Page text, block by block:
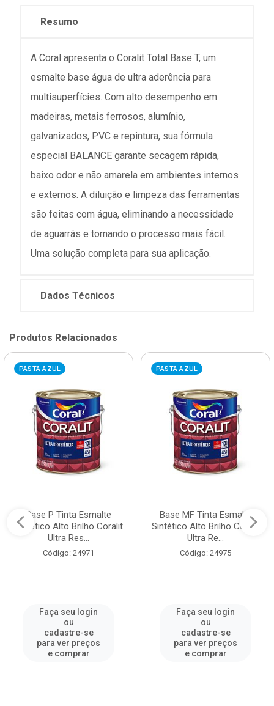
Resumo
A Coral apresenta o Coralit Total Base T, um
esmalte base água de ultra aderência para
multisuperfícies. Com alto desempenho em
madeiras, metais ferrosos, alumínio,
galvanizados, PVC e repintura, sua fórmula
especial BALANCE garante secagem rápida,
baixo odor e não amarela em ambientes internos
e externos. A diluição e limpeza das ferramentas
são feitas com água, eliminando a necessidade
de aguarrás e tornando o processo mais fácil.
Uma solução completa para sua aplicação.
Dados Técnicos
Produtos Relacionados
PASTA AZUL
Base P Tinta Esmalte
Sintético Alto Brilho Coralit
Ultra Res...
Código: 24971
Faça seu login
ou
cadastre-se
para ver preços
e comprar
PASTA AZUL
Base MF Tinta Esmalte
Sintético Alto Brilho Coralit
Ultra Re...
Código: 24975
Faça seu login
ou
cadastre-se
para ver preços
e comprar